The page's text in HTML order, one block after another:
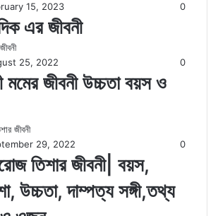
15, 2023 0
এর জীবনী
25, 2022 0
মমের জীবনী উচ্চতা বয়স ও
29, 2022 0
তিশার জীবনী| বয়স,
উচ্চতা, দাম্পত্য সঙ্গী,তথ্য